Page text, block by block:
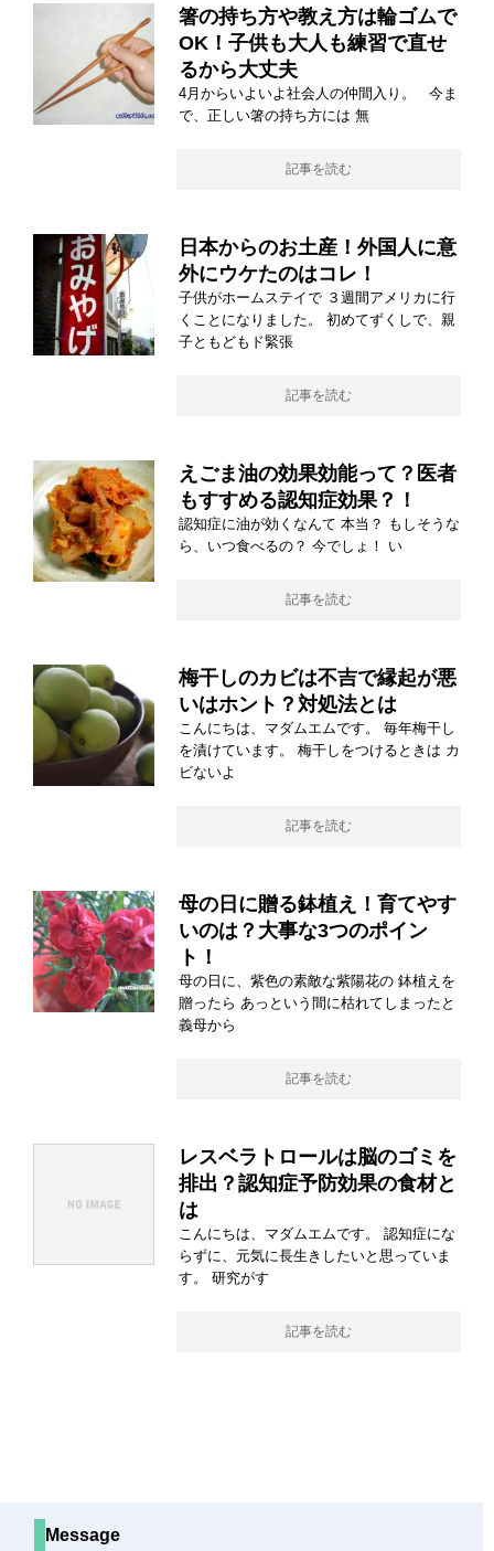
箸の持ち方や教え方は輪ゴムで
OK！子供も大人も練習で直せ
るから大丈夫
4月からいよいよ社会人の仲間入り。 今ま
で、正しい箸の持ち方には 無
記事を読む
日本からのお土産！外国人に意
外にウケたのはコレ！
子供がホームステイで ３週間アメリカに行
くことになりました。 初めてずくしで、親
子ともどもド緊張
記事を読む
えごま油の効果効能って？医者
もすすめる認知症効果？！
認知症に油が効くなんて 本当？ もしそうな
ら、いつ食べるの？ 今でしょ！ い
記事を読む
梅干しのカビは不吉で縁起が悪
いはホント？対処法とは
こんにちは、マダムエムです。 毎年梅干し
を漬けています。 梅干しをつけるときは カ
ビないよ
記事を読む
母の日に贈る鉢植え！育てやす
いのは？大事な3つのポイン
ト！
母の日に、紫色の素敵な紫陽花の 鉢植えを
贈ったら あっという間に枯れてしまったと
義母から
記事を読む
レスベラトロールは脳のゴミを
排出？認知症予防効果の食材と
は
こんにちは、マダムエムです。 認知症にな
らずに、元気に長生きしたいと思っていま
す。 研究がす
記事を読む
Message